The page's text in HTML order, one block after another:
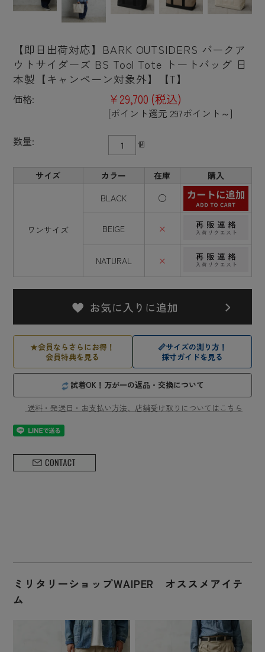
【即日出荷対応】BARK OUTSIDERS バークア
ウトサイダーズ BS Tool Tote トートバッグ 日
本製【キャンペーン対象外】【T】
価格: ¥29,700 (税込)
[ポイント還元 297ポイント～]
数量:
個
サイズ カラー 在庫 購入
ワンサイズ
BLACK ○
BEIGE ×
NATURAL ×
★会員ならさらにお得！
会員特典を見る
📏サイズの測り方！
採寸ガイドを見る
試着OK！万が一の返品・交換について
送料・発送日・お支払い方法、店舗受け取りについてはこちら
ミリタリーショップWAIPER オススメアイテ
ム